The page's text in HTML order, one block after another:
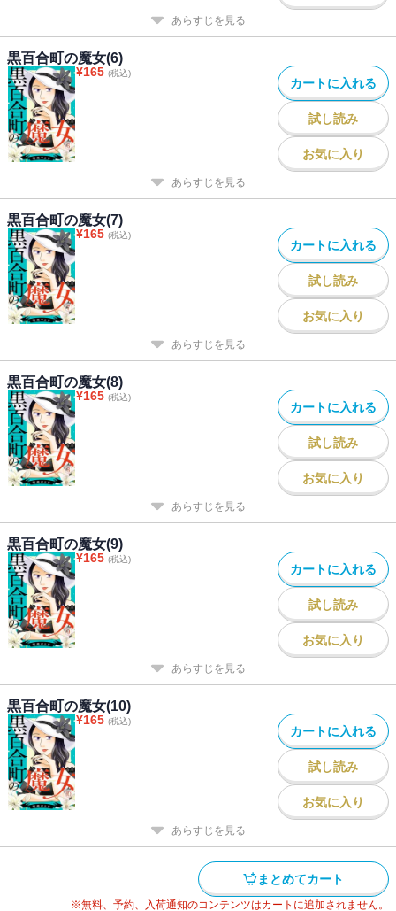
あらすじを見る
黒百合町の魔女(6)
¥165 (税込)
カートに入れる
試し読み
お気に入り
あらすじを見る
黒百合町の魔女(7)
¥165 (税込)
カートに入れる
試し読み
お気に入り
あらすじを見る
黒百合町の魔女(8)
¥165 (税込)
カートに入れる
試し読み
お気に入り
あらすじを見る
黒百合町の魔女(9)
¥165 (税込)
カートに入れる
試し読み
お気に入り
あらすじを見る
黒百合町の魔女(10)
¥165 (税込)
カートに入れる
試し読み
お気に入り
あらすじを見る
まとめてカート
※無料、予約、入荷通知のコンテンツはカートに追加されません。